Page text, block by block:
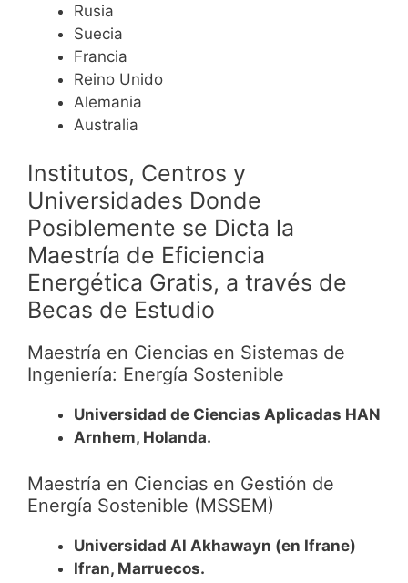
Rusia
Suecia
Francia
Reino Unido
Alemania
Australia
Institutos, Centros y
Universidades Donde
Posiblemente se Dicta la
Maestría de Eficiencia
Energética Gratis, a través de
Becas de Estudio
Maestría en Ciencias en Sistemas de
Ingeniería: Energía Sostenible
Universidad de Ciencias Aplicadas HAN
Arnhem, Holanda.
Maestría en Ciencias en Gestión de
Energía Sostenible (MSSEM)
Universidad Al Akhawayn (en Ifrane)
Ifran, Marruecos.